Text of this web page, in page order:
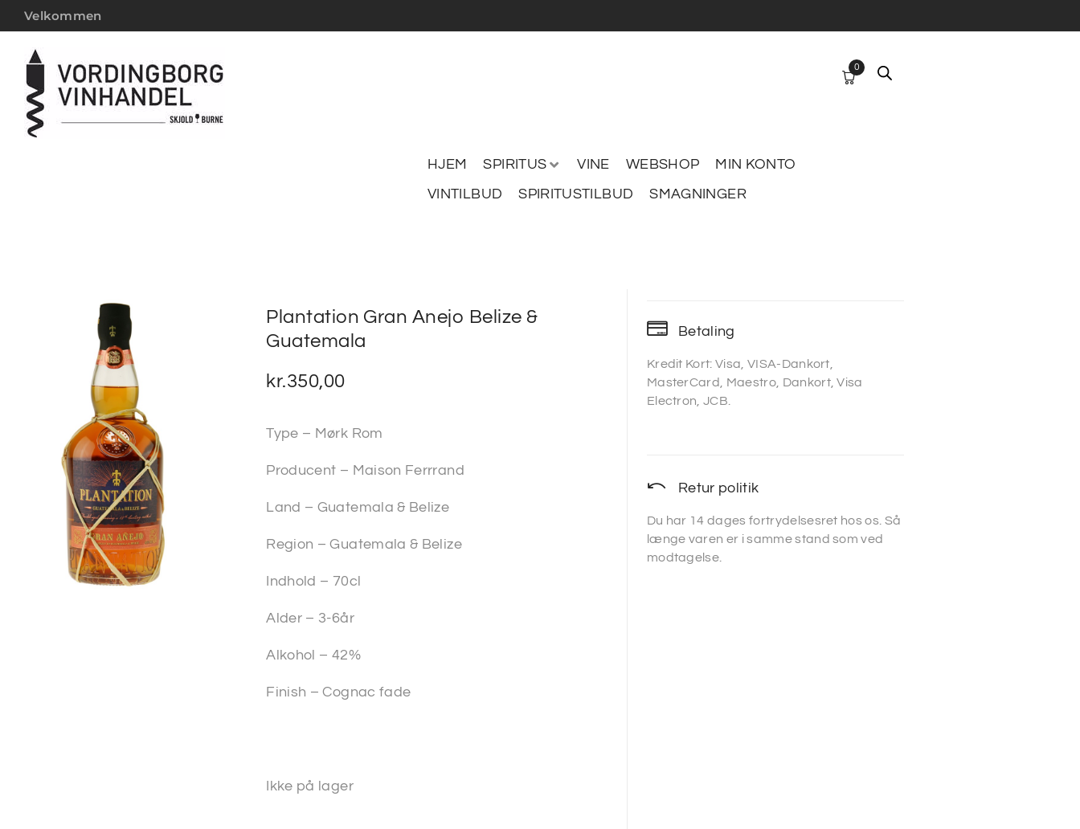
Velkommen
HJEM SPIRITUS VINE WEBSHOP
MIN KONTO
VINTILBUD
SPIRITUSTILBUD SMAGNINGER
0
Plantation Gran Anejo Belize &
Guatemala
kr.350,00
Type – Mørk Rom
Producent – Maison Ferrrand
Land – Guatemala & Belize
Region – Guatemala & Belize
Indhold – 70cl
Alder – 3-6år
Alkohol – 42%
Finish – Cognac fade
Ikke på lager
Betaling
Kredit Kort: Visa, VISA-Dankort,
MasterCard, Maestro, Dankort, Visa
Electron, JCB.
Retur politik
Du har 14 dages fortrydelsesret hos os. Så
længe varen er i samme stand som ved
modtagelse.